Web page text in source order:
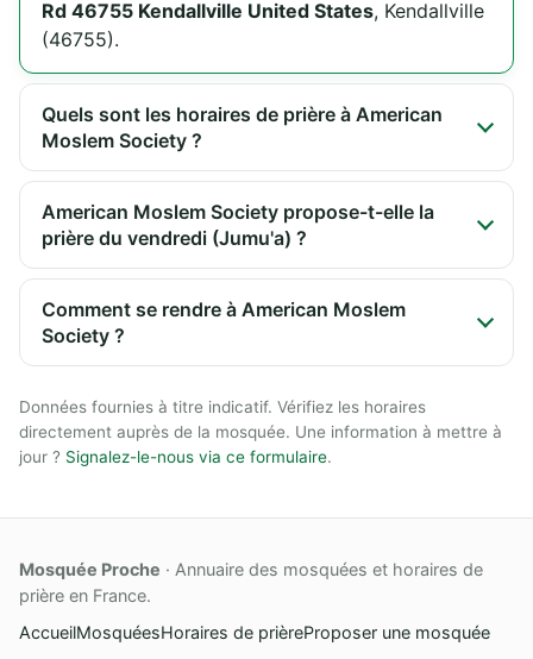
Rd 46755 Kendallville United States, Kendallville
(46755).
Quels sont les horaires de prière à American
Moslem Society ?
American Moslem Society propose-t-elle la
prière du vendredi (Jumu'a) ?
Comment se rendre à American Moslem
Society ?
Données fournies à titre indicatif. Vérifiez les horaires
directement auprès de la mosquée. Une information à mettre à
jour ? Signalez-le-nous via ce formulaire.
Mosquée Proche · Annuaire des mosquées et horaires de
prière en France.
AccueilMosquéesHoraires de prièreProposer une mosquée